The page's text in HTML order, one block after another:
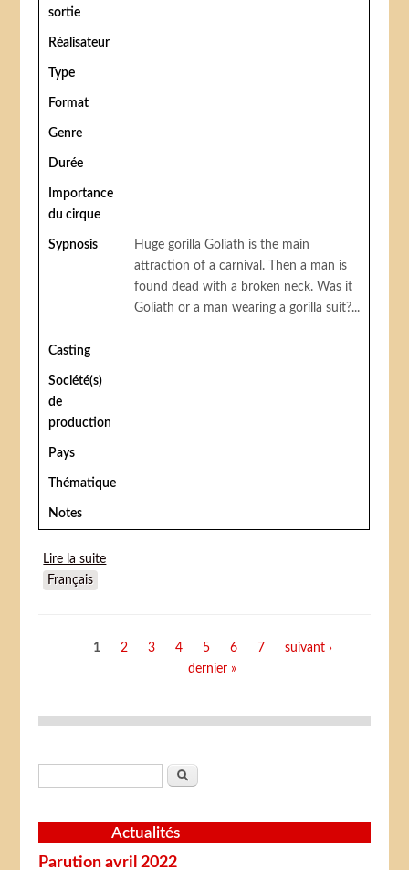
sortie
Réalisateur
Type
Format
Genre
Durée
Importance
du cirque
Sypnosis
Huge gorilla Goliath is the main
attraction of a carnival. Then a man is
found dead with a broken neck. Was it
Goliath or a man wearing a gorilla suit?...
Casting
Société(s)
de
production
Pays
Thématique
Notes
Lire la suite
Français
1 2 3 4 5 6 7
suivant ›
dernier »
Formulaire de recherche
Rechercher
Actualités
Parution avril 2022